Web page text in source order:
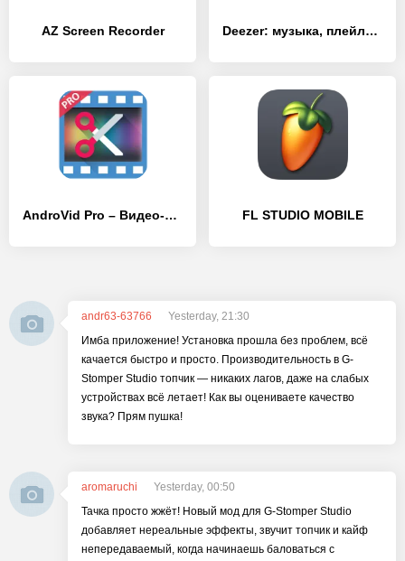
AZ Screen Recorder Deezer: музыка, плейлисты и подкасты
AndroVid Pro – Видео-редактор, создание роликов FL STUDIO MOBILE
andr63-63766
Yesterday, 21:30
Имба приложение! Установка прошла без проблем, всё
качается быстро и просто. Производительность в G-
Stomper Studio топчик — никаких лагов, даже на слабых
устройствах всё летает! Как вы оцениваете качество
звука? Прям пушка!
aromaruchi
Yesterday, 00:50
Тачка просто жжёт! Новый мод для G-Stomper Studio
добавляет нереальные эффекты, звучит топчик и кайф
непередаваемый, когда начинаешь баловаться с